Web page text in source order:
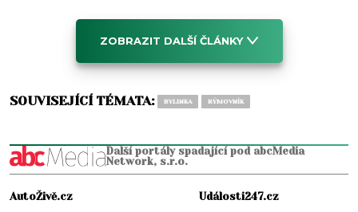
ZOBRAZIT DALŠÍ ČLÁNKY
SOUVISEJÍCÍ TÉMATA: BYLINKA RÝMOVNÍK
Další portály spadající pod abcMedia
Network, s.r.o.
AutoŽivě.cz
Události247.cz